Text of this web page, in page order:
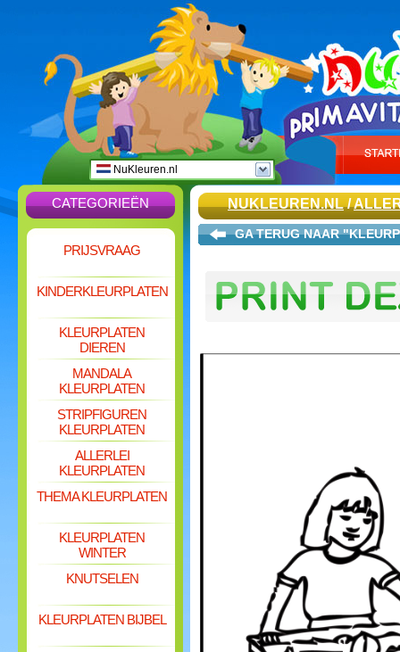
NuKleuren.nl
CATEGORIEËN
PRIJSVRAAG
KINDERKLEURPLATEN
KLEURPLATEN
DIEREN
MANDALA
KLEURPLATEN
STRIPFIGUREN
KLEURPLATEN
ALLERLEI
KLEURPLATEN
THEMA KLEURPLATEN
KLEURPLATEN
WINTER
KNUTSELEN
KLEURPLATEN BIJBEL
NUKLEUREN.NL/
GA TERUG NAAR